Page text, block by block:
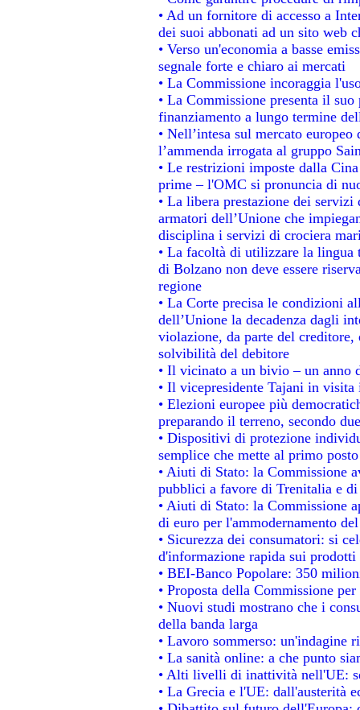
• Ad un fornitore di accesso a
dei suoi abbonati ad un sito web
• Verso un'economia a basse
segnale forte e chiaro ai mercati
• La Commissione incoraggia
• La Commissione presenta il
finanziamento a lungo termine
• Nell’intesa sul mercato
l’ammenda irrogata al gruppo
• Le restrizioni imposte dalla
prime – l'OMC si pronuncia di
• La libera prestazione dei
armatori dell’Unione che
disciplina i servizi di crociera
• La facoltà di utilizzare la
di Bolzano non deve essere
regione
• La Corte precisa le condizioni
dell’Unione la decadenza dagli
violazione, da parte del
solvibilità del debitore
• Il vicinato a un bivio – un anno
• Il vicepresidente Tajani in
• Elezioni europee più
preparando il terreno, secondo
• Dispositivi di protezione
semplice che mette al primo
• Aiuti di Stato: la Commissione
pubblici a favore di Trenitalia e
• Aiuti di Stato: la Commissione
di euro per l'ammodernamento
• Sicurezza dei consumatori: si
d'informazione rapida sui
• BEI-Banco Popolare: 350
• Proposta della Commissione
• Nuovi studi mostrano che i
della banda larga
• Lavoro sommerso: un'indagine
• La sanità online: a che punto
• Alti livelli di inattività nell'UE:
• La Grecia e l'UE: dall'austerità